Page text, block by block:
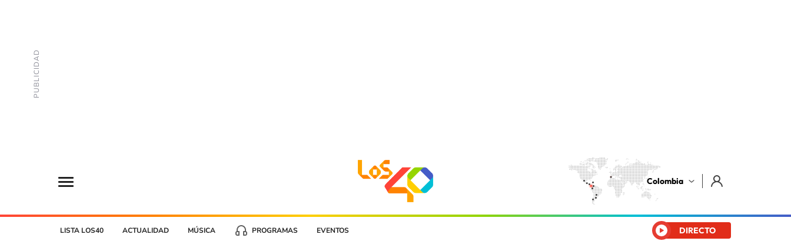
Colombia
LISTA LOS40 ACTUALIDAD MÚSICA PROGRAMAS EVENTOS DIRECTO